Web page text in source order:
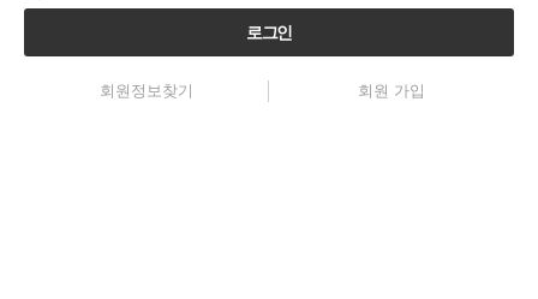
로그인
회원정보찾기 회원 가입